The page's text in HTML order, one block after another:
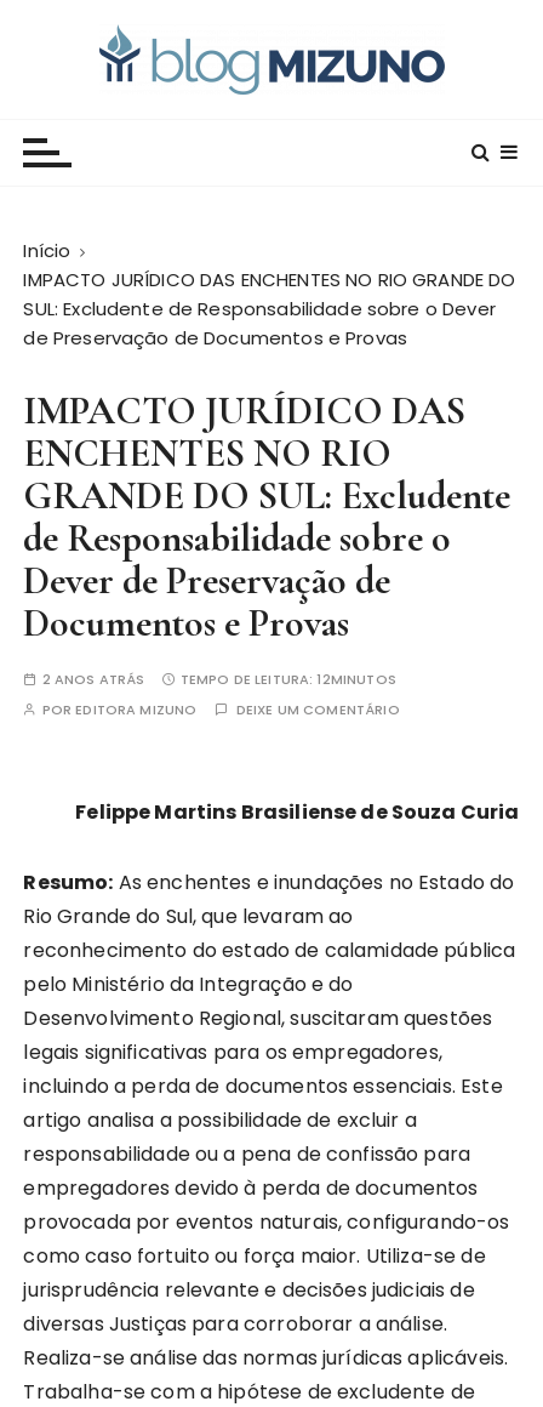
Início
IMPACTO JURÍDICO DAS ENCHENTES NO RIO GRANDE DO
SUL: Excludente de Responsabilidade sobre o Dever
de Preservação de Documentos e Provas
IMPACTO JURÍDICO DAS
ENCHENTES NO RIO
GRANDE DO SUL: Excludente
de Responsabilidade sobre o
Dever de Preservação de
Documentos e Provas
2 ANOS ATRÁS TEMPO DE LEITURA:12MINUTOS
POREDITORA MIZUNO DEIXE UM COMENTÁRIO
Felippe Martins Brasiliense de Souza Curia
Resumo: As enchentes e inundações no Estado do
Rio Grande do Sul, que levaram ao
reconhecimento do estado de calamidade pública
pelo Ministério da Integração e do
Desenvolvimento Regional, suscitaram questões
legais significativas para os empregadores,
incluindo a perda de documentos essenciais. Este
artigo analisa a possibilidade de excluir a
responsabilidade ou a pena de confissão para
empregadores devido à perda de documentos
provocada por eventos naturais, configurando-os
como caso fortuito ou força maior. Utiliza-se de
jurisprudência relevante e decisões judiciais de
diversas Justiças para corroborar a análise.
Realiza-se análise das normas jurídicas aplicáveis.
Trabalha-se com a hipótese de excludente de